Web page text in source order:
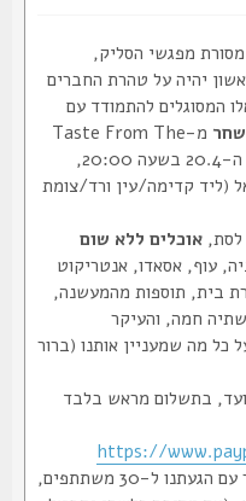
מפגשי הסליק,
על טהרת החברים
להתמודד עם
מ-Taste From The
West, ביום חמישי, ה-20.4 בשעה 20:00,
קדימה/עין ורד/צומת
אוכלים ללא שום
אסאדו, אנטריקוט
תוספות מהמעשנה,
חמה, והעיקר
שמעניין אותנו (ברור
בתשלום מראש בלבד
https://
ההרשמה לארוע תסגר עם הגעתנו ל-30 משתתפים,